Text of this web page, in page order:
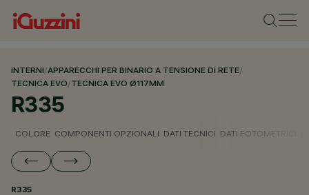
INTERNI/APPARECCHI PER BINARIO A TENSIONE DI RETE/
TECNICA EVO/TECNICA EVO Ø117MM
R335
COLORE COMPONENTI OPZIONALI DATI TECNICI DATI FOTOMETRICI
R335